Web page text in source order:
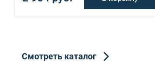
Смотреть каталог